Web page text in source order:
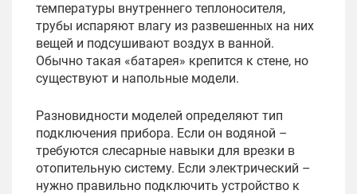
температуры внутреннего теплоносителя,
трубы испаряют влагу из развешенных на них
вещей и подсушивают воздух в ванной.
Обычно такая «батарея» крепится к стене, но
существуют и напольные модели.
Разновидности моделей определяют тип
подключения прибора. Если он водяной –
требуются слесарные навыки для врезки в
отопительную систему. Если электрический –
нужно правильно подключить устройство к